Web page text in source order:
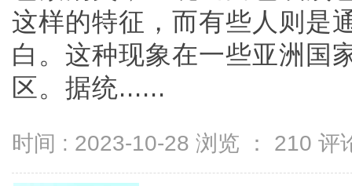
这样的特征，而有些人则是
白。这种现象在一些亚洲国
区。据统......
时间 : 2023-10-28 浏览 ： 210 评